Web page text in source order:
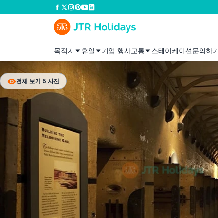
목적지 휴일 기업 행사교통 스테이케이션문의하
전체 보기 5 사진